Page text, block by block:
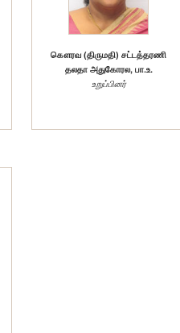
கௌரவ (திருமதி) சட்டத்தரணி
தலதா அதுகோரல, பா.உ.
உறுப்பினர்